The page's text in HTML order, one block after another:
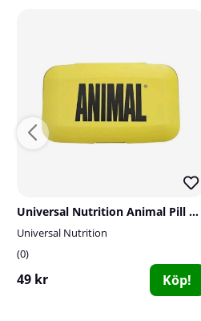
Universal Nutrition Animal Pill Box
Universal Nutrition
0
49 kr Köp!